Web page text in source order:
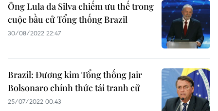
Ông Lula da Silva chiếm ưu thế trong
cuộc bầu cử Tổng thống Brazil
30/08/2022 22:47
Brazil: Đương kim Tổng thống Jair
Bolsonaro chính thức tái tranh cử
25/07/2022 00:43